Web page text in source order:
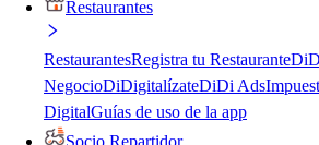
Restaurantes
RestaurantesRegistra tu Restaurante
NegocioDiDigitalízateDiDi Ads
DigitalGuías de uso de la app
Socio Repartidor